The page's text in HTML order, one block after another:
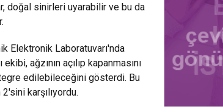
doğal sinirleri uyarabilir ve bu da
Elektronik Laboratuvarı'nda
ağzının açılıp kapanmasını
edilebileceğini gösterdi. Bu
karşılıyordu.